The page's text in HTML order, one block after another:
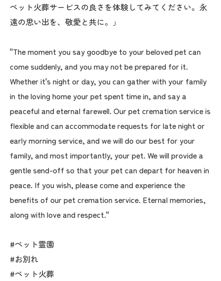
ペット火葬サービスの良さを体験してみてください。永
遠の思い出を、敬愛と共に。」
"The moment you say goodbye to your beloved pet can
come suddenly, and you may not be prepared for it.
Whether it's night or day, you can gather with your family
in the loving home your pet spent time in, and say a
peaceful and eternal farewell. Our pet cremation service is
flexible and can accommodate requests for late night or
early morning service, and we will do our best for your
family, and most importantly, your pet. We will provide a
gentle send-off so that your pet can depart for heaven in
peace. If you wish, please come and experience the
benefits of our pet cremation service. Eternal memories,
along with love and respect."
#ペット霊園
#お別れ
#ペット火葬